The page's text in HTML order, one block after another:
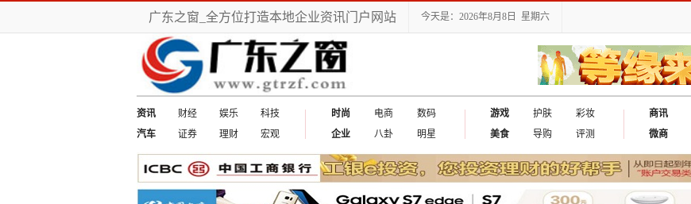
广东之窗_全方位打造本地企业资讯门户网站 今天是：2026年8月8日 星期六
资讯 财经 娱乐
科技
汽车
证券 理财 宏观
时尚 电商
数码
企业
八卦 明星
游戏 护肤
彩妆
美食
导购 评测
商讯
微商